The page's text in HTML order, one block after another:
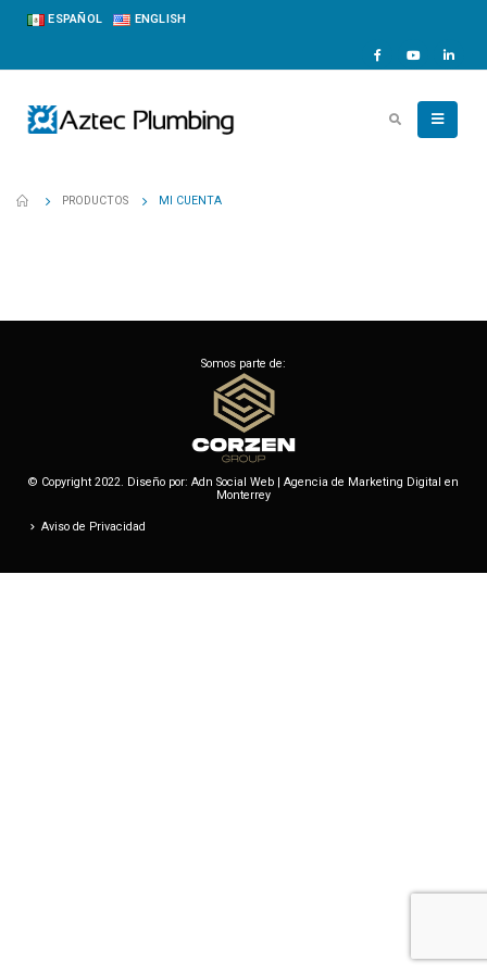
ESPAÑOL ENGLISH
PRODUCTOS MI CUENTA
Somos parte de:
© Copyright 2022. Diseño por: Adn Social Web | Agencia de Marketing Digital en
Monterrey
Aviso de Privacidad